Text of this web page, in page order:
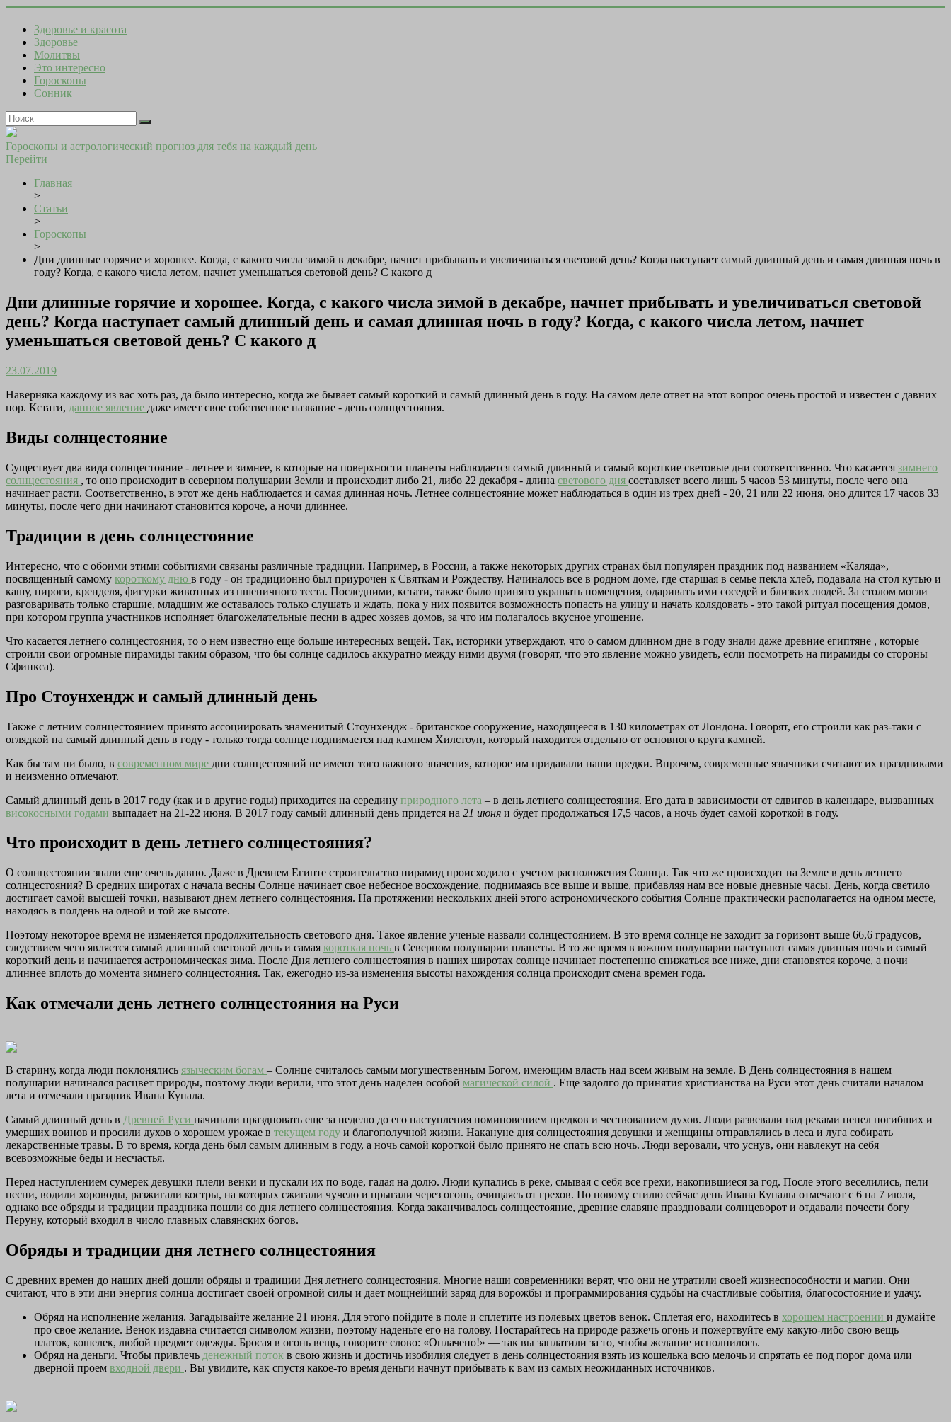
Здоровье и красота
Здоровье
Молитвы
Это интересно
Гороскопы
Сонник
Гороскопы и астрологический прогноз для тебя на каждый день
Перейти
Главная
>
Статьи
>
Гороскопы
>
Дни длинные горячие и хорошее. Когда, с какого числа зимой в декабре, начнет прибывать и увеличиваться световой день? Когда наступает самый длинный день и самая длинная ночь в
году? Когда, с какого числа летом, начнет уменьшаться световой день? С какого д
Дни длинные горячие и хорошее. Когда, с какого числа зимой в декабре, начнет прибывать и увеличиваться световой
день? Когда наступает самый длинный день и самая длинная ночь в году? Когда, с какого числа летом, начнет
уменьшаться световой день? С какого д
23.07.2019
Наверняка каждому из вас хоть раз, да было интересно, когда же бывает самый короткий и самый длинный день в году. На самом деле ответ на этот вопрос очень простой и известен с давних
пор. Кстати, данное явление даже имеет свое собственное название - день солнцестояния.
Виды солнцестояние
Существует два вида солнцестояние - летнее и зимнее, в которые на поверхности планеты наблюдается самый длинный и самый короткие световые дни соответственно. Что касается зимнего
солнцестояния , то оно происходит в северном полушарии Земли и происходит либо 21, либо 22 декабря - длина светового дня составляет всего лишь 5 часов 53 минуты, после чего она
начинает расти. Соответственно, в этот же день наблюдается и самая длинная ночь. Летнее солнцестояние может наблюдаться в один из трех дней - 20, 21 или 22 июня, оно длится 17 часов 33
минуты, после чего дни начинают становится короче, а ночи длиннее.
Традиции в день солнцестояние
Интересно, что с обоими этими событиями связаны различные традиции. Например, в России, а также некоторых других странах был популярен праздник под названием «Каляда»,
посвященный самому короткому дню в году - он традиционно был приурочен к Святкам и Рождеству. Начиналось все в родном доме, где старшая в семье пекла хлеб, подавала на стол кутью и
кашу, пироги, кренделя, фигурки животных из пшеничного теста. Последними, кстати, также было принято украшать помещения, одаривать ими соседей и близких людей. За столом могли
разговаривать только старшие, младшим же оставалось только слушать и ждать, пока у них появится возможность попасть на улицу и начать колядовать - это такой ритуал посещения домов,
при котором группа участников исполняет благожелательные песни в адрес хозяев домов, за что им полагалось вкусное угощение.
Что касается летнего солнцестояния, то о нем известно еще больше интересных вещей. Так, историки утверждают, что о самом длинном дне в году знали даже древние египтяне , которые
строили свои огромные пирамиды таким образом, что бы солнце садилось аккуратно между ними двумя (говорят, что это явление можно увидеть, если посмотреть на пирамиды со стороны
Сфинкса).
Про Стоунхендж и самый длинный день
Также с летним солнцестоянием принято ассоциировать знаменитый Стоунхендж - британское сооружение, находящееся в 130 километрах от Лондона. Говорят, его строили как раз-таки с
оглядкой на самый длинный день в году - только тогда солнце поднимается над камнем Хилстоун, который находится отдельно от основного круга камней.
Как бы там ни было, в современном мире дни солнцестояний не имеют того важного значения, которое им придавали наши предки. Впрочем, современные язычники считают их праздниками
и неизменно отмечают.
Самый длинный день в 2017 году (как и в другие годы) приходится на середину природного лета – в день летнего солнцестояния. Его дата в зависимости от сдвигов в календаре, вызванных
високосными годами выпадает на 21-22 июня. В 2017 году самый длинный день придется на 21 июня и будет продолжаться 17,5 часов, а ночь будет самой короткой в году.
Что происходит в день летнего солнцестояния?
О солнцестоянии знали еще очень давно. Даже в Древнем Египте строительство пирамид происходило с учетом расположения Солнца. Так что же происходит на Земле в день летнего
солнцестояния? В средних широтах с начала весны Солнце начинает свое небесное восхождение, поднимаясь все выше и выше, прибавляя нам все новые дневные часы. День, когда светило
достигает самой высшей точки, называют днем летнего солнцестояния. На протяжении нескольких дней этого астрономического события Солнце практически располагается на одном месте,
находясь в полдень на одной и той же высоте.
Поэтому некоторое время не изменяется продолжительность светового дня. Такое явление ученые назвали солнцестоянием. В это время солнце не заходит за горизонт выше 66,6 градусов,
следствием чего является самый длинный световой день и самая короткая ночь в Северном полушарии планеты. В то же время в южном полушарии наступают самая длинная ночь и самый
короткий день и начинается астрономическая зима. После Дня летнего солнцестояния в наших широтах солнце начинает постепенно снижаться все ниже, дни становятся короче, а ночи
длиннее вплоть до момента зимнего солнцестояния. Так, ежегодно из-за изменения высоты нахождения солнца происходит смена времен года.
Как отмечали день летнего солнцестояния на Руси
В старину, когда люди поклонялись языческим богам – Солнце считалось самым могущественным Богом, имеющим власть над всем живым на земле. В День солнцестояния в нашем
полушарии начинался расцвет природы, поэтому люди верили, что этот день наделен особой магической силой . Еще задолго до принятия христианства на Руси этот день считали началом
лета и отмечали праздник Ивана Купала.
Самый длинный день в Древней Руси начинали праздновать еще за неделю до его наступления поминовением предков и чествованием духов. Люди развевали над реками пепел погибших и
умерших воинов и просили духов о хорошем урожае в текущем году и благополучной жизни. Накануне дня солнцестояния девушки и женщины отправлялись в леса и луга собирать
лекарственные травы. В то время, когда день был самым длинным в году, а ночь самой короткой было принято не спать всю ночь. Люди веровали, что уснув, они навлекут на себя
всевозможные беды и несчастья.
Перед наступлением сумерек девушки плели венки и пускали их по воде, гадая на долю. Люди купались в реке, смывая с себя все грехи, накопившиеся за год. После этого веселились, пели
песни, водили хороводы, разжигали костры, на которых сжигали чучело и прыгали через огонь, очищаясь от грехов. По новому стилю сейчас день Ивана Купалы отмечают с 6 на 7 июля,
однако все обряды и традиции праздника пошли со дня летнего солнцестояния. Когда заканчивалось солнцестояние, древние славяне праздновали солнцеворот и отдавали почести богу
Перуну, который входил в число главных славянских богов.
Обряды и традиции дня летнего солнцестояния
С древних времен до наших дней дошли обряды и традиции Дня летнего солнцестояния. Многие наши современники верят, что они не утратили своей жизнеспособности и магии. Они
считают, что в эти дни энергия солнца достигает своей огромной силы и дает мощнейший заряд для ворожбы и программирования судьбы на счастливые события, благосостояние и удачу.
Обряд на исполнение желания. Загадывайте желание 21 июня. Для этого пойдите в поле и сплетите из полевых цветов венок. Сплетая его, находитесь в хорошем настроении и думайте
про свое желание. Венок издавна считается символом жизни, поэтому наденьте его на голову. Постарайтесь на природе разжечь огонь и пожертвуйте ему какую-либо свою вещь –
платок, кошелек, любой предмет одежды. Бросая в огонь вещь, говорите слово: «Оплачено!» — так вы заплатили за то, чтобы желание исполнилось.
Обряд на деньги. Чтобы привлечь денежный поток в свою жизнь и достичь изобилия следует в день солнцестояния взять из кошелька всю мелочь и спрятать ее под порог дома или
дверной проем входной двери . Вы увидите, как спустя какое-то время деньги начнут прибывать к вам из самых неожиданных источников.